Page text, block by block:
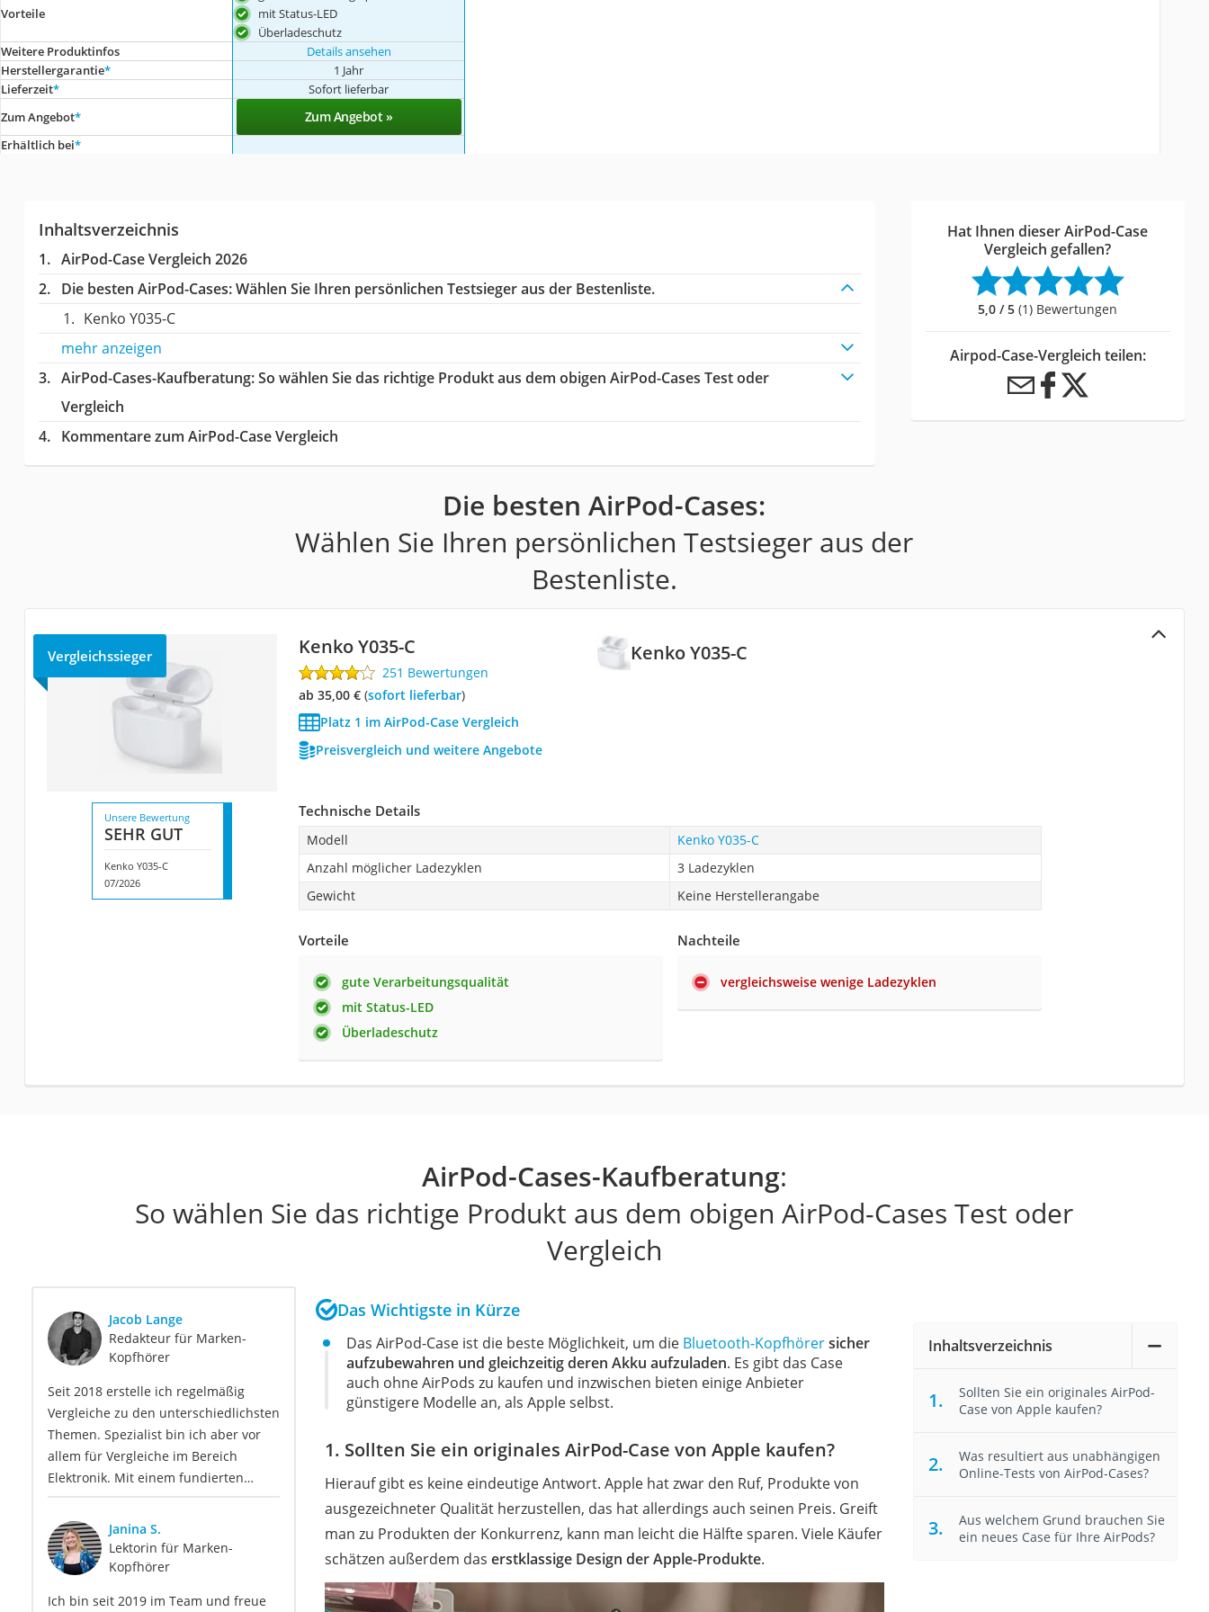
Vorteile
mit Status-LED
Überladeschutz
Weitere Produktinfos
Details ansehen
Herstellergarantie*
1 Jahr
Lieferzeit*
Sofort lieferbar
Zum Angebot* Zum Angebot »
Erhältlich bei*
Inhaltsverzeichnis
AirPod-Case Vergleich 2026
Die besten AirPod-Cases:Wählen Sie Ihren persönlichen Testsieger aus der Bestenliste.
Kenko Y035-C
mehr anzeigen
AirPod-Cases-Kaufberatung: So wählen Sie das richtige Produkt aus dem obigen AirPod-Cases Test oder
Vergleich
Kommentare zum AirPod-Case Vergleich
Hat Ihnen dieser AirPod-Case
Vergleich gefallen?
5,0 / 5 (1) Bewertungen
Airpod-Case-Vergleich teilen:
Die besten AirPod-Cases:
Wählen Sie Ihren persönlichen Testsieger aus der
Bestenliste.
Kenko Y035-C
Vergleichssieger Kenko Y035-C
251 Bewertungen
ab 35,00 €( Sofort lieferbar)
Platz 1 im AirPod-Case Vergleich
Preisvergleich und weitere Angebote
Unsere Bewertung
SEHR GUT
Kenko Y035-C
07/2026
Technische Details
Modell
Kenko Y035-C
Anzahl möglicher Ladezyklen
3 Ladezyklen
Gewicht
Keine Herstellerangabe
Vorteile
gute Verarbeitungsqualität
mit Status-LED
Überladeschutz
Nachteile
vergleichsweise wenige Ladezyklen
AirPod-Cases-Kaufberatung:
So wählen Sie das richtige Produkt aus dem obigen AirPod-Cases Test oder
Vergleich
Jacob Lange
Redakteur für Marken-
Kopfhörer
Seit 2018 erstelle ich regelmäßig
Vergleiche zu den unterschiedlichsten
Themen. Spezialist bin ich aber vor
allem für Vergleiche im Bereich
Elektronik. Mit einem fundierten
Leidenschaft für technische
Innovationen biete ich so umfassende
wie präzise Informationen zu
sowie Technologien. Meine Beiträge
Janina S.
Lektorin für Marken-
Kopfhörer
Ich bin seit 2019 im Team und freue
Das Wichtigste in Kürze
Das AirPod-Case ist die beste Möglichkeit, um die Bluetooth-Kopfhörer sicher
aufzubewahren und gleichzeitig deren Akku aufzuladen. Es gibt das Case
auch ohne AirPods zu kaufen und inzwischen bieten einige Anbieter
günstigere Modelle an, als Apple selbst.
1. Sollten Sie ein originales AirPod-Case von Apple kaufen?
Hierauf gibt es keine eindeutige Antwort. Apple hat zwar den Ruf, Produkte von
ausgezeichneter Qualität herzustellen, das hat allerdings auch seinen Preis. Greift
man zu Produkten der Konkurrenz, kann man leicht die Hälfte sparen. Viele Käufer
schätzen außerdem daserstklassige Design der Apple-Produkte.
Inhaltsverzeichnis
Sollten Sie ein originales AirPod-
Case von Apple kaufen?
Was resultiert aus unabhängigen
Online-Tests von AirPod-Cases?
Aus welchem Grund brauchen Sie
ein neues Case für Ihre AirPods?